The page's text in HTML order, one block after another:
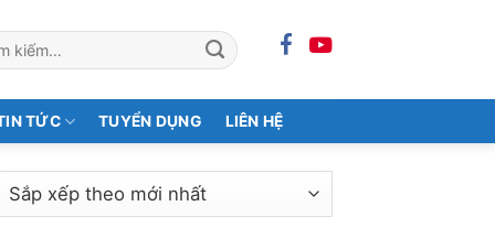
TỨC TUYỂN DỤNG LIÊN HỆ